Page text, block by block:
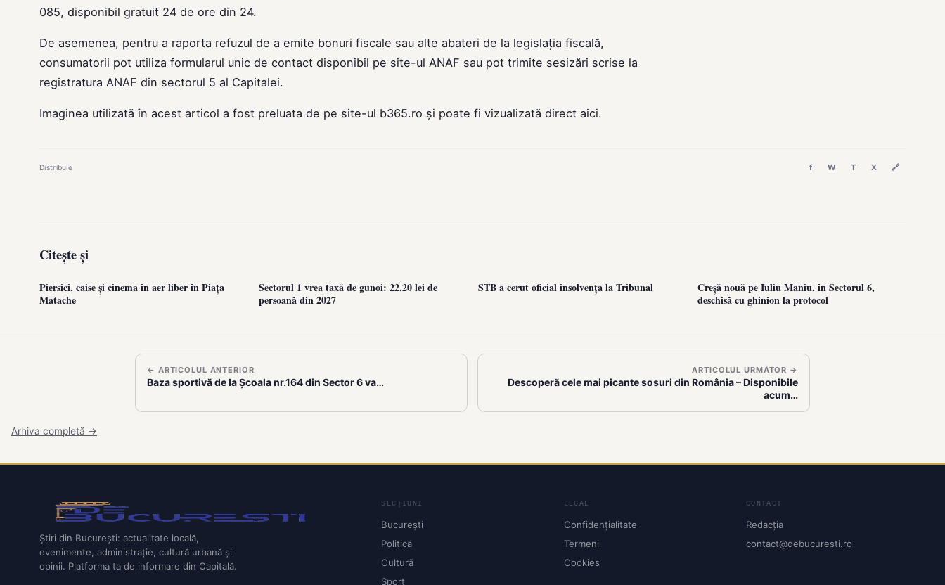
085, disponibil gratuit 24 de ore din 24.
De asemenea, pentru a raporta refuzul de a emite bonuri fiscale sau alte abateri de la legislația fiscală,
consumatorii pot utiliza formularul unic de contact disponibil pe site-ul ANAF sau pot trimite sesizări scrise la
registratura ANAF din sectorul 5 al Capitalei.
Imaginea utilizată în acest articol a fost preluata de pe site-ul b365.ro și poate fi vizualizată direct aici.
Distribuie f W T X 🔗
Citește și
Piersici, caise și cinema în aer liber în Piața
Matache
Sectorul 1 vrea taxă de gunoi: 22,20 lei de
persoană din 2027
STB a cerut oficial insolvența la Tribunal
Creșă nouă pe Iuliu Maniu, în Sectorul 6,
deschisă cu ghinion la protocol
← ARTICOLUL ANTERIOR
Baza sportivă de la Școala nr.164 din Sector 6 va…
ARTICOLUL URMĂTOR →
Descoperă cele mai picante sosuri din România – Disponibile
acum…
Arhiva completă →
Știri din București: actualitate locală,
evenimente, administrație, cultură urbană și
opinii. Platforma ta de informare din Capitală.
SECȚIUNI
București
Politică
Cultură
Sport
LEGAL
Confidențialitate
Termeni
Cookies
CONTACT
Redacția
contact@debucuresti.ro